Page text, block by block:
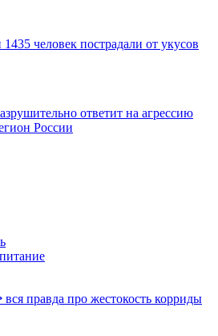
человек пострадали от укусов
ответит на агрессию
России
правда про жестокость корриды